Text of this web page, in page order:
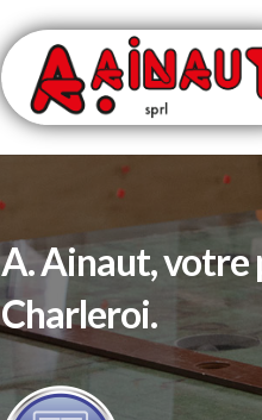
A. Ainaut, votre
Charleroi.